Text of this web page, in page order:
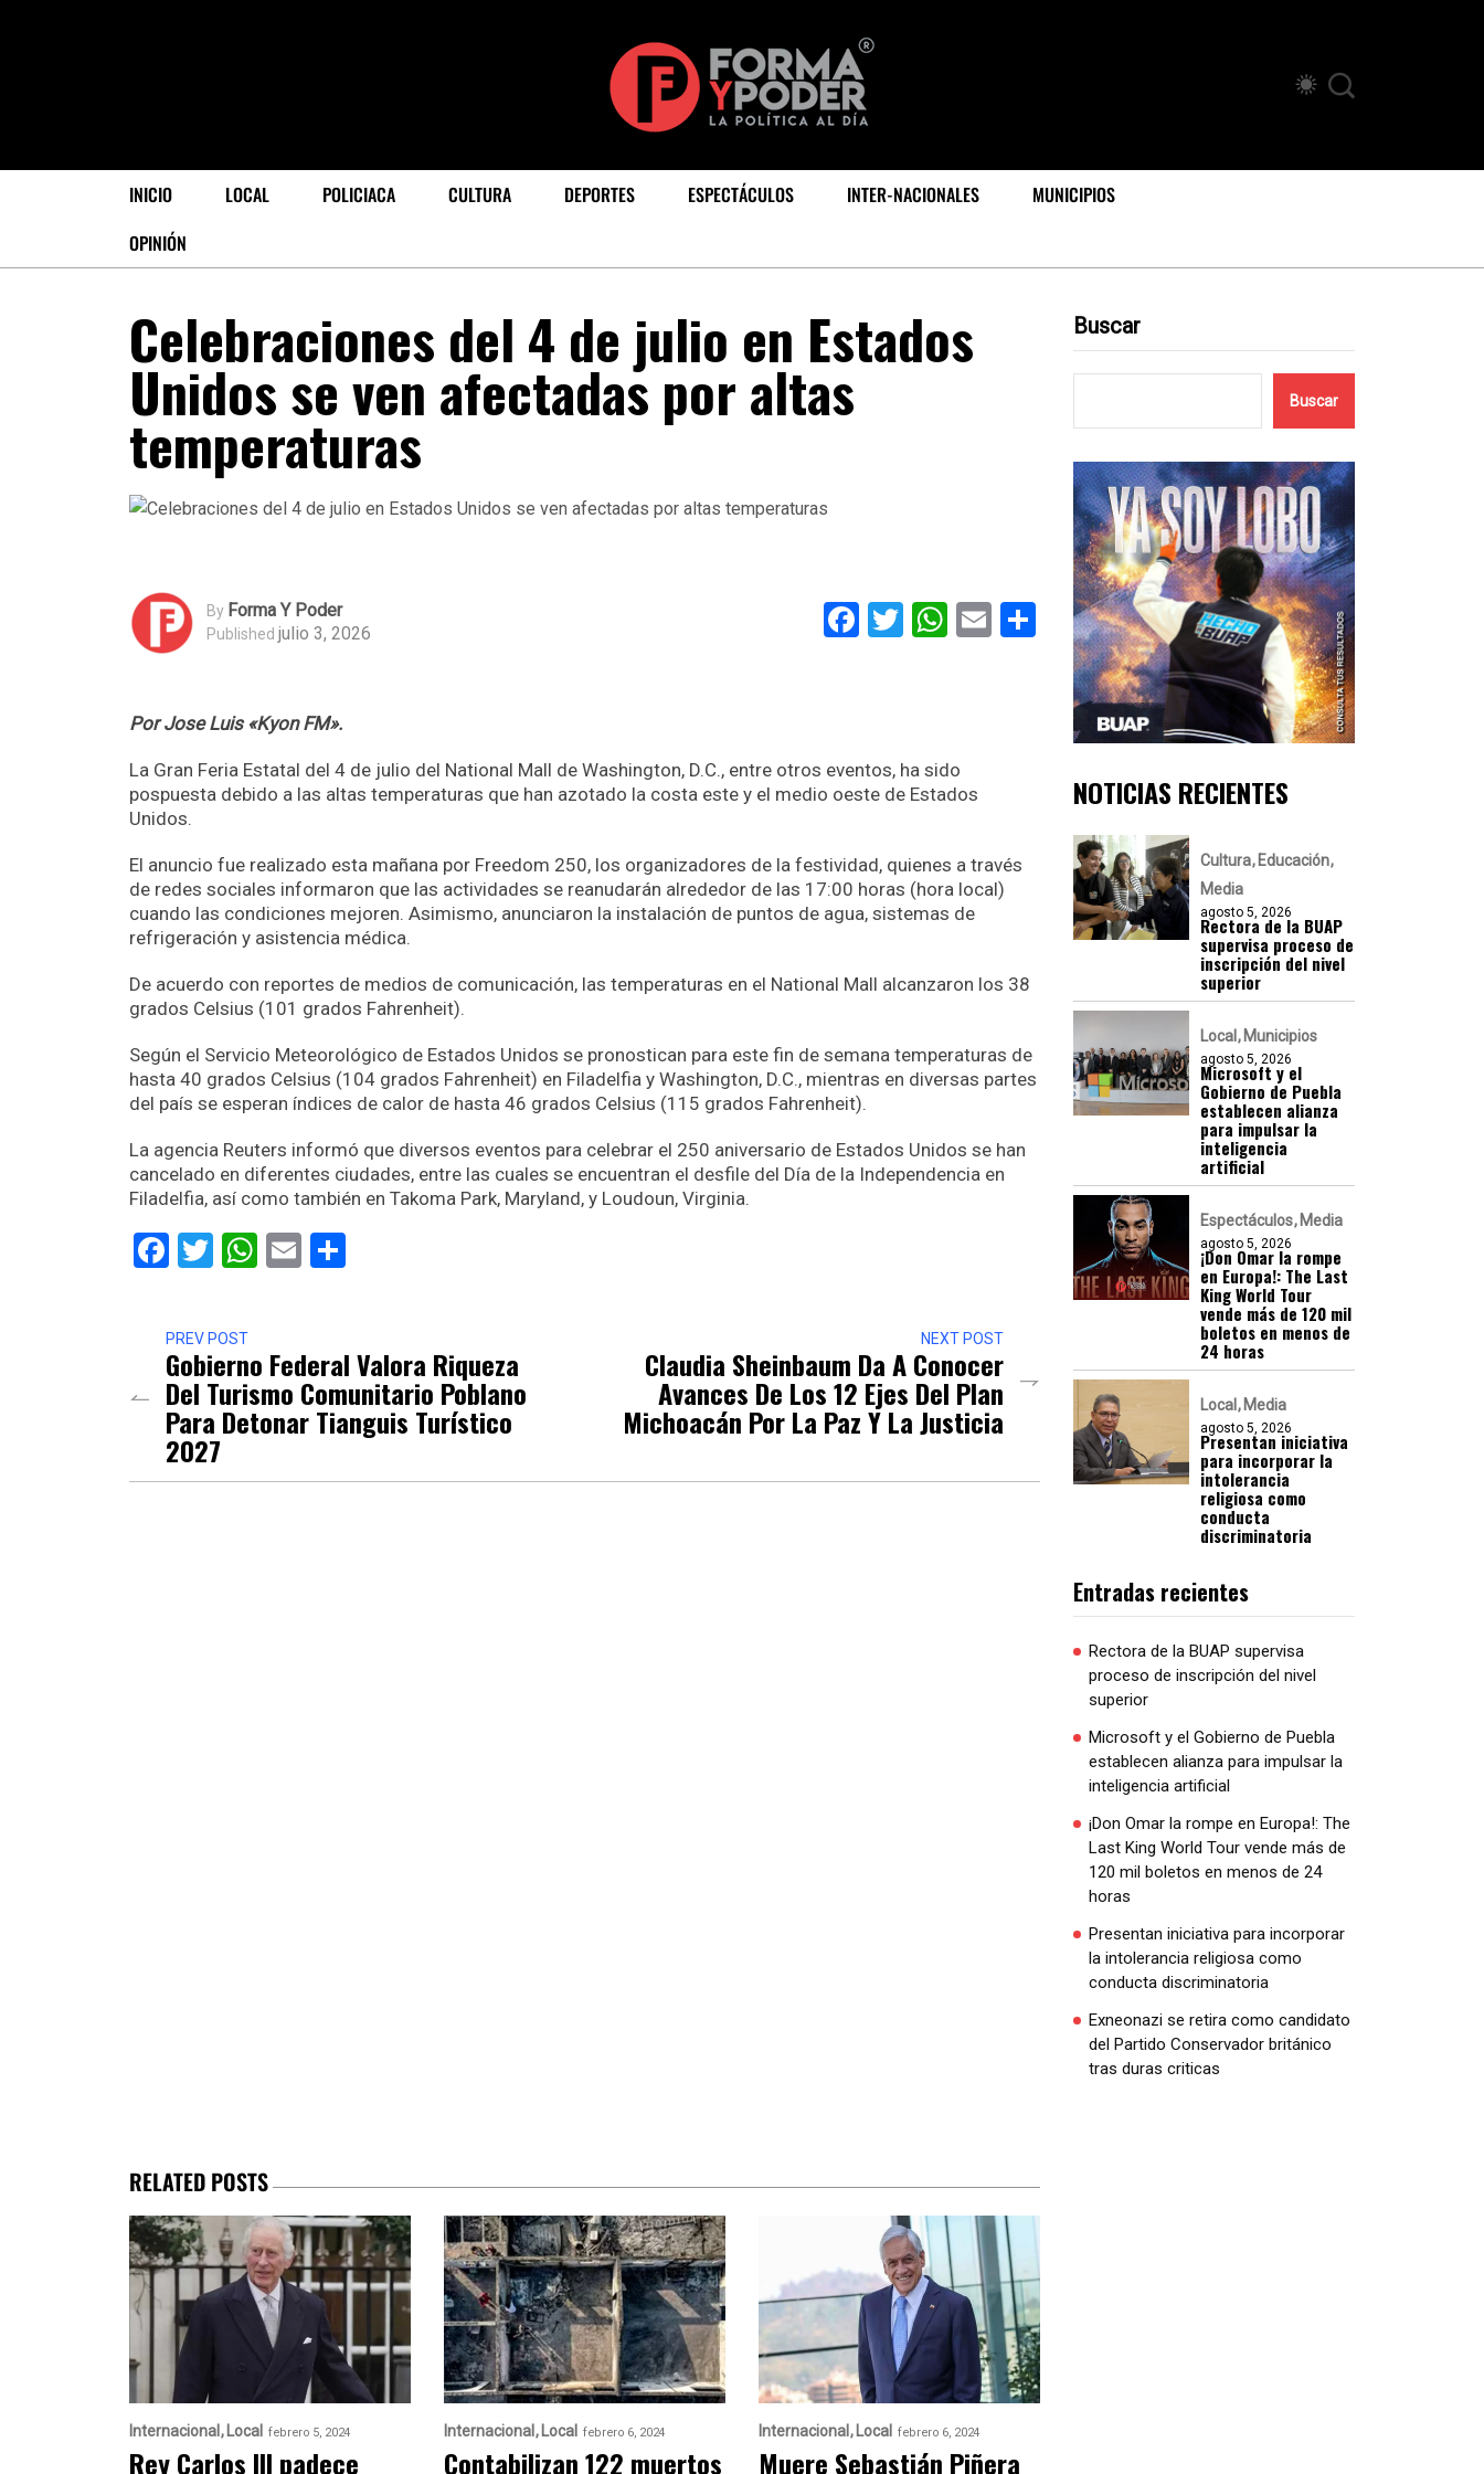
INICIO LOCAL POLICIACA CULTURA DEPORTES ESPECTÁCULOS INTER-NACIONALES
MUNICIPIOS
OPINIÓN
Celebraciones del 4 de julio en Estados
Unidos se ven afectadas por altas
temperaturas
By Forma Y Poder
Published julio 3, 2026 Facebook
Twitter
WhatsApp
EmailCompartir
Por Jose Luis «Kyon FM».
La Gran Feria Estatal del 4 de julio del National Mall de Washington, D.C., entre otros eventos, ha sido
pospuesta debido a las altas temperaturas que han azotado la costa este y el medio oeste de Estados
Unidos.
El anuncio fue realizado esta mañana por Freedom 250, los organizadores de la festividad, quienes a través
de redes sociales informaron que las actividades se reanudarán alrededor de las 17:00 horas (hora local)
cuando las condiciones mejoren. Asimismo, anunciaron la instalación de puntos de agua, sistemas de
refrigeración y asistencia médica.
De acuerdo con reportes de medios de comunicación, las temperaturas en el National Mall alcanzaron los 38
grados Celsius (101 grados Fahrenheit).
Según el Servicio Meteorológico de Estados Unidos se pronostican para este fin de semana temperaturas de
hasta 40 grados Celsius (104 grados Fahrenheit) en Filadelfia y Washington, D.C., mientras en diversas partes
del país se esperan índices de calor de hasta 46 grados Celsius (115 grados Fahrenheit).
La agencia Reuters informó que diversos eventos para celebrar el 250 aniversario de Estados Unidos se han
cancelado en diferentes ciudades, entre las cuales se encuentran el desfile del Día de la Independencia en
Filadelfia, así como también en Takoma Park, Maryland, y Loudoun, Virginia.
Facebook
Twitter
WhatsApp
Email
PREV POST
Gobierno Federal Valora Riqueza
Del Turismo Comunitario Poblano
Para Detonar Tianguis Turístico
2027
NEXT POST
Claudia Sheinbaum Da A Conocer
Avances De Los 12 Ejes Del Plan
Michoacán Por La Paz Y La Justicia
Buscar
Buscar
NOTICIAS RECIENTES
Cultura Educación
Media
agosto 5, 2026
Rectora de la BUAP
supervisa proceso de
inscripción del nivel
superior
Local Municipios
agosto 5, 2026
Microsoft y el
Gobierno de Puebla
establecen alianza
para impulsar la
inteligencia
artificial
Espectáculos Media
agosto 5, 2026
¡Don Omar la rompe
en Europa!: The Last
King World Tour
vende más de 120 mil
boletos en menos de
24 horas
Local Media
agosto 5, 2026
Presentan iniciativa
para incorporar la
intolerancia
religiosa como
conducta
discriminatoria
Entradas recientes
Rectora de la BUAP supervisa
proceso de inscripción del nivel
superior
Microsoft y el Gobierno de Puebla
establecen alianza para impulsar la
inteligencia artificial
¡Don Omar la rompe en Europa!: The
Last King World Tour vende más de
120 mil boletos en menos de 24
horas
Presentan iniciativa para incorporar
la intolerancia religiosa como
conducta discriminatoria
Exneonazi se retira como candidato
del Partido Conservador británico
tras duras criticas
RELATED POSTS
Internacional Local febrero 5, 2024
Rey Carlos III padece
Internacional Local febrero 6, 2024
Contabilizan 122 muertos
Internacional Local febrero 6, 2024
Muere Sebastián Piñera